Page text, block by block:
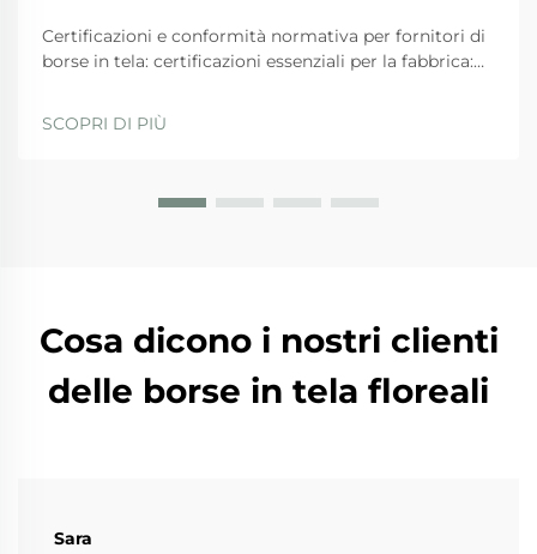
Certificazioni e conformità normativa per fornitori di
borse in tela: certificazioni essenziali per la fabbrica:
effettivamente garantiscono. Quando si valutano i
fornitori, le aziende dovrebbero privilegiare quelli
SCOPRI DI PIÙ
Cosa dicono i nostri clienti
delle borse in tela floreali
Sara